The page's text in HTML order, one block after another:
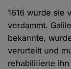
1616 wurde sie
verdammt.
bekannte,
verurteilt und
rehabilitierte